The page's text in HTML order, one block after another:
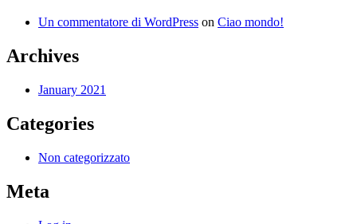
Un commentatore di WordPress on Ciao mondo!
Archives
January 2021
Categories
Non categorizzato
Meta